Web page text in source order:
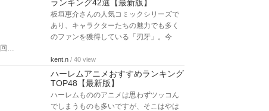
ランキング42選【最新版】
板垣恵介さんの人気コミックシリーズで
あり、キャラクターたちの魅力でも多く
のファンを獲得している「刃牙」。今
回…
kent.n / 40 view
ハーレムアニメおすすめランキング
TOP48【最新版】
ハーレムもののアニメは思わずツッコん
でしまうものも多いですが、そこはやは